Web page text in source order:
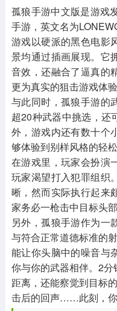
1654款应用
孤狼手游中文版是游戏
手游，英文名为
游戏以硬派的黑色电影
景均通过插画展现。它
音效，还融合了逼真的
更为真实的狙击游戏体验
与此同时，孤狼手游的
超20种武器中挑选，还
外，游戏内还有数十个
够体验到别样风格的轻松
在游戏里，玩家会扮演
玩家渴望打入犯罪组织
晰，然而实际执行起来
家务必一枪击中目标头
另外，孤狼手游作为一
与符合正常道德标准的
能让你头脑中的噪音与
你与你的武器相伴。2
距离，还能察觉到目标
击后的回声……此刻，你